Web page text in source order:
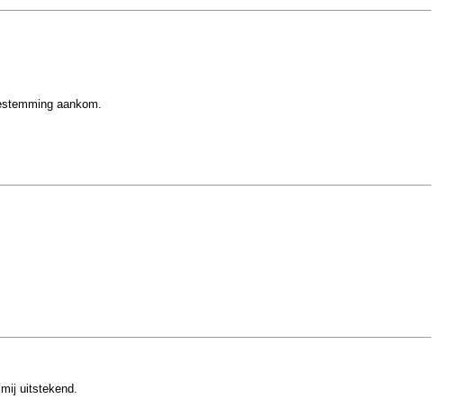
aankom.
uitstekend.